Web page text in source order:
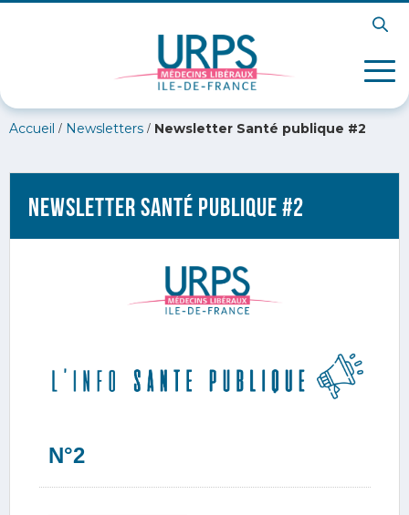
Accueil / Newsletters / Newsletter Santé publique #2
Newsletter Santé publique #2